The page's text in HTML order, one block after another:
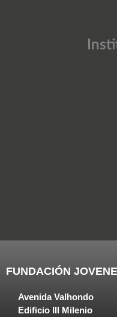
FUNDACIÓN
Avenida Valhondo
Edificio III Milenio